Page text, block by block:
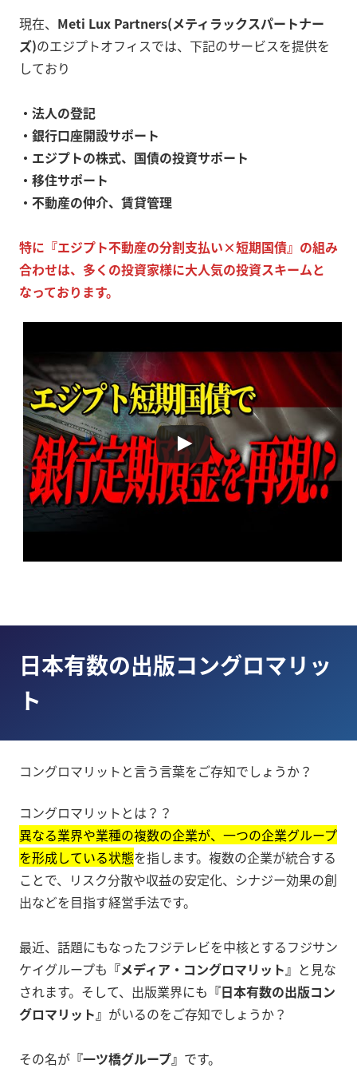
現在、 Meti Lux Partners(メティラックスパートナー
ズ)のエジプトオフィスでは、下記のサービスを提供を
しており
・法人の登記
・銀行口座開設サポート
・エジプトの株式、国債の投資サポート
・移住サポート
・不動産の仲介、賃貸管理
特に『エジプト不動産の分割支払い×短期国債』の組み
合わせは、多くの投資家様に大人気の投資スキームと
なっております。
日本有数の出版コングロマリッ
ト
コングロマリットと言う言葉をご存知でしょうか？
コングロマリットとは？？
異なる業界や業種の複数の企業が、一つの企業グループ
を形成している状態を指します。複数の企業が統合する
ことで、リスク分散や収益の安定化、シナジー効果の創
出などを目指す経営手法です。
最近、話題にもなったフジテレビを中核とするフジサン
ケイグループも 『メディア・コングロマリット』 と見な
されます。そして、出版業界にも 『日本有数の出版コン
グロマリット』 がいるのをご存知でしょうか？
その名が 『一ツ橋グループ』 です。